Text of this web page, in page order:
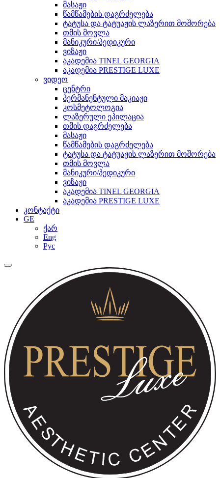
მასაჟი
წამწამების დაგრძელება
ტატუსა და ტატუაჟის ლაზერით მოშორება
თმის მოვლა
მანიკური/პედიკური
ვიზაჟი
აკადემია TINEL GEORGIA
აკადემია PRESTIGE LUXE
ვიდეო
ცენტრი
პერმანენტული მაკიაჟი
კოსმეტოლოგია
ლაზერული ეპილაცია
თმის დაგრძელება
მასაჟი
წამწამების დაგრძელება
ტატუსა და ტატუაჟის ლაზერით მოშორება
თმის მოვლა
მანიკური/პედიკური
ვიზაჟი
აკადემია TINEL GEORGIA
აკადემია PRESTIGE LUXE
კონტაქტი
GE
ქარ
Eng
Рус